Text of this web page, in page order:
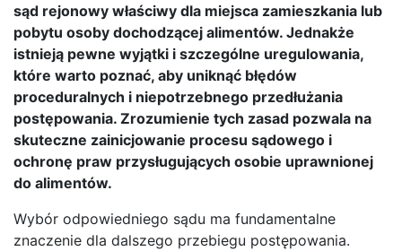
sąd rejonowy właściwy dla miejsca zamieszkania lub
pobytu osoby dochodzącej alimentów. Jednakże
istnieją pewne wyjątki i szczególne uregulowania,
które warto poznać, aby uniknąć błędów
proceduralnych i niepotrzebnego przedłużania
postępowania. Zrozumienie tych zasad pozwala na
skuteczne zainicjowanie procesu sądowego i
ochronę praw przysługujących osobie uprawnionej
do alimentów.
Wybór odpowiedniego sądu ma fundamentalne
znaczenie dla dalszego przebiegu postępowania.